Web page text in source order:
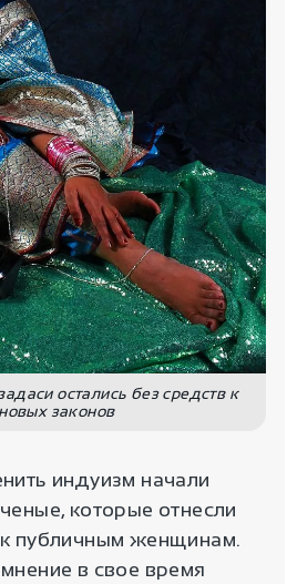
остались без средств к
законов
индуизм начали
которые отнесли
публичным женщинам.
в свое время